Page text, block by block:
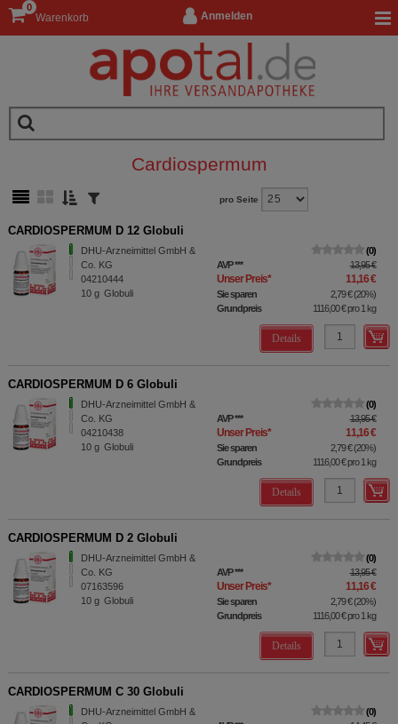
Anmelden
Warenkorb
0
Cardiospermum
pro Seite
CARDIOSPERMUM D 12 Globuli
DHU-Arzneimittel GmbH &
Co. KG
04210444
10 g Globuli
0
AVP*** 13,95 €
Unser Preis* 11,16 €
Sie sparen 2,79 €(20%)
Grundpreis
1116,00 €pro 1 kg
Details
CARDIOSPERMUM D 6 Globuli
DHU-Arzneimittel GmbH &
Co. KG
04210438
10 g Globuli
0
AVP*** 13,95 €
Unser Preis* 11,16 €
Sie sparen 2,79 €(20%)
Grundpreis
1116,00 €pro 1 kg
Details
CARDIOSPERMUM D 2 Globuli
DHU-Arzneimittel GmbH &
Co. KG
07163596
10 g Globuli
0
AVP*** 13,95 €
Unser Preis* 11,16 €
Sie sparen 2,79 €(20%)
Grundpreis
1116,00 €pro 1 kg
Details
CARDIOSPERMUM C 30 Globuli
DHU-Arzneimittel GmbH &
0